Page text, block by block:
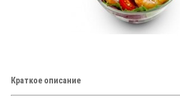
Краткое описание